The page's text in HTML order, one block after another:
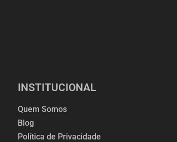
INSTITUCIONAL
Quem Somos
Blog
Política de Privacidade